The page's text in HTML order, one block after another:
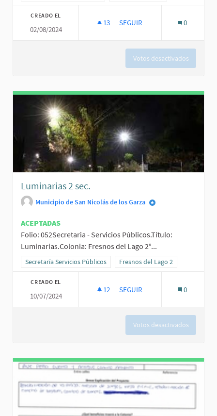
CREADO EL
02/08/2024
13 13 SEGUIDORAS
SEGUIR 0
Votos desactivados
Luminarias 2 sec.
Municipio de San Nicolás de los Garza
ACEPTADAS
Folio: 052Secretaria - Servicios Públicos.Título:
Luminarias.Colonia: Fresnos del Lago 2°...
Resultados al filtrar por la categoría: Secretaría Servicios Públicos
Secretaría Servicios Públicos Resultados al filtrar por el
Fresnos del Lago 2
CREADO EL
10/07/2024
12 12 SEGUIDORAS
SEGUIR 0
Votos desactivados